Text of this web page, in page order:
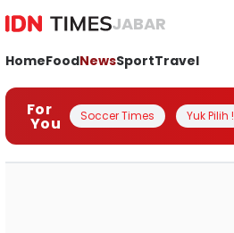
JABAR
HomeFoodNewsSportTravel
For
You Soccer Times Yuk Pilih !